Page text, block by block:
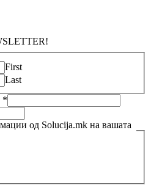
First
Last
*
од Solucija.mk на вашата